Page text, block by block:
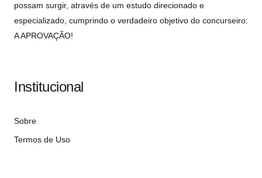
possam surgir, através de um estudo direcionado e
especializado, cumprindo o verdadeiro objetivo do concurseiro:
A APROVAÇÃO!
Institucional
Sobre
Termos de Uso